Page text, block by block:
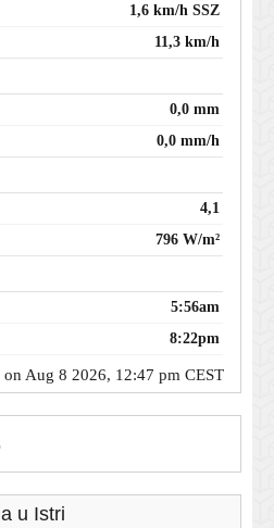
1,6 km/h SSZ
11,3 km/h
0,0 mm
0,0 mm/h
4,1
796 W/m²
5:56am
8:22pm
on Aug 8 2026, 12:47 pm CEST
u Istri